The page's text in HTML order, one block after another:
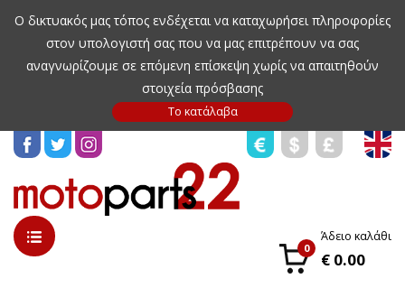
Ο δικτυακός μας τόπος ενδέχεται να καταχωρήσει πληροφορίες
στον υπολογιστή σας που να μας επιτρέπουν να σας
αναγνωρίζουμε σε επόμενη επίσκεψη χωρίς να απαιτηθούν
στοιχεία πρόσβασης
0
Άδειο καλάθι
€ 0.00